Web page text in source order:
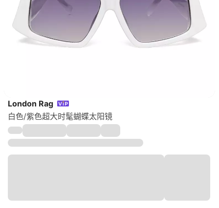
London Rag
白色/紫色超大时髦蝴蝶太阳镜